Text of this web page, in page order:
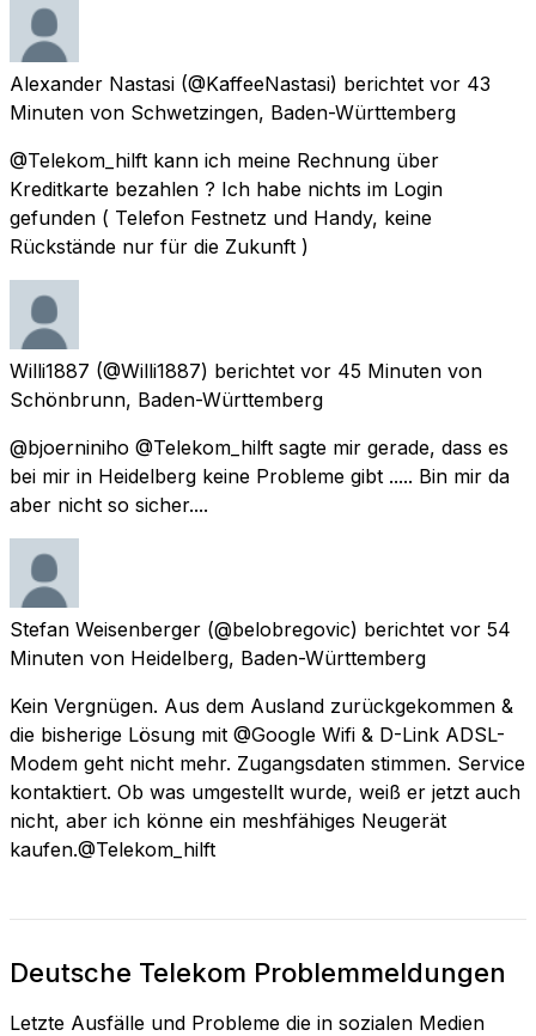
Alexander Nastasi (@KaffeeNastasi) berichtet vor 43
Minuten von Schwetzingen, Baden-Württemberg
@Telekom_hilft kann ich meine Rechnung über
Kreditkarte bezahlen ? Ich habe nichts im Login
gefunden ( Telefon Festnetz und Handy, keine
Rückstände nur für die Zukunft )
Willi1887 (@Willi1887) berichtet vor 45 Minuten von
Schönbrunn, Baden-Württemberg
@bjoerniniho @Telekom_hilft sagte mir gerade, dass es
bei mir in Heidelberg keine Probleme gibt ..... Bin mir da
aber nicht so sicher....
Stefan Weisenberger (@belobregovic) berichtet vor 54
Minuten von Heidelberg, Baden-Württemberg
Kein Vergnügen. Aus dem Ausland zurückgekommen &
die bisherige Lösung mit @Google Wifi & D-Link ADSL-
Modem geht nicht mehr. Zugangsdaten stimmen. Service
kontaktiert. Ob was umgestellt wurde, weiß er jetzt auch
nicht, aber ich könne ein meshfähiges Neugerät
kaufen.@Telekom_hilft
Deutsche Telekom Problemmeldungen
Letzte Ausfälle und Probleme die in sozialen Medien